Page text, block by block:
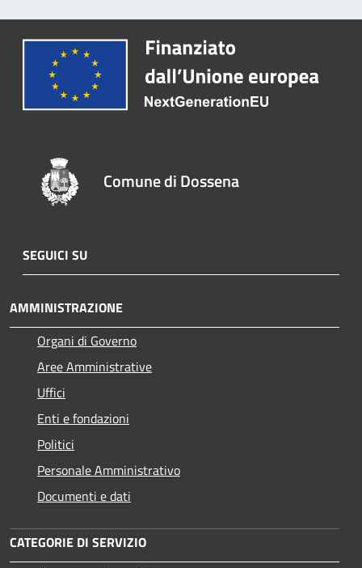
Comune di Dossena
SEGUICI SU
AMMINISTRAZIONE
Organi di Governo
Aree Amministrative
Uffici
Enti e fondazioni
Politici
Personale Amministrativo
Documenti e dati
CATEGORIE DI SERVIZIO